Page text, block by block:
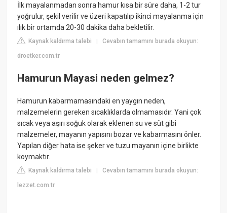
İlk mayalanmadan sonra hamur kısa bir süre daha, 1-2 tur
yoğrulur, şekil verilir ve üzeri kapatılıp ikinci mayalanma için
ılık bir ortamda 20-30 dakika daha bekletilir.
Kaynak kaldırma talebi |Cevabın tamamını burada okuyun:
droetker.com.tr
Hamurun Mayasi neden gelmez?
Hamurun kabarmamasındaki en yaygın neden,
malzemelerin gereken sıcaklıklarda olmamasıdır. Yani çok
sıcak veya aşırı soğuk olarak eklenen su ve süt gibi
malzemeler, mayanın yapısını bozar ve kabarmasını önler.
Yapılan diğer hata ise şeker ve tuzu mayanın içine birlikte
koymaktır.
Kaynak kaldırma talebi |Cevabın tamamını burada okuyun:
lezzet.com.tr